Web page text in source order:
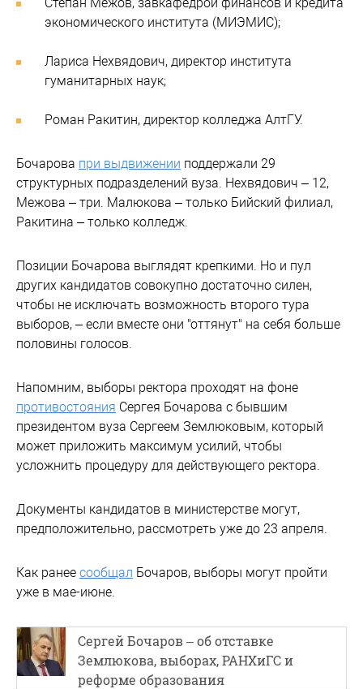
экономического института (МИЭМИС);
Лариса Нехвядович, директор института
гуманитарных наук;
Роман Ракитин, директор колледжа АлтГУ.
Бочарова при выдвижении поддержали 29
структурных подразделений вуза. Нехвядович – 12,
Межова – три. Малюкова – только Бийский филиал,
Ракитина – только колледж.
Позиции Бочарова выглядят крепкими. Но и пул
других кандидатов совокупно достаточно силен,
чтобы не исключать возможность второго тура
выборов, – если вместе они "оттянут" на себя больше
половины голосов.
Напомним, выборы ректора проходят на фоне
противостояния Сергея Бочарова с бывшим
президентом вуза Сергеем Землюковым, который
может приложить максимум усилий, чтобы
усложнить процедуру для действующего ректора.
Документы кандидатов в министерстве могут,
предположительно, рассмотреть уже до 23 апреля.
Как ранее сообщал Бочаров, выборы могут пройти
уже в мае-июне.
Сергей Бочаров – об отставке
Землюкова, выборах, РАНХиГС и
реформе образования